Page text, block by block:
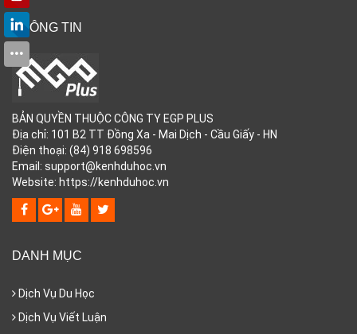
THÔNG TIN
BẢN QUYỀN THUỘC CÔNG TY EGP PLUS
Địa chỉ: 101 B2 TT Đồng Xa - Mai Dịch - Cầu Giấy - HN
Điện thoại: (84) 918 698596
Email: support@kenhduhoc.vn
Website: https://kenhduhoc.vn
DANH MỤC
Dịch Vụ Du Học
Dịch Vụ Viết Luận